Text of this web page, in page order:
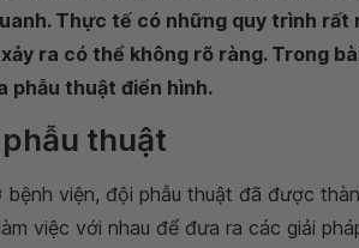
Thực tế có những quy trình rất
ra có thể không rõ ràng. Trong
phẫu thuật điển hình.
thuật
viện, đội phẫu thuật đã được
việc với nhau để đưa ra các giải